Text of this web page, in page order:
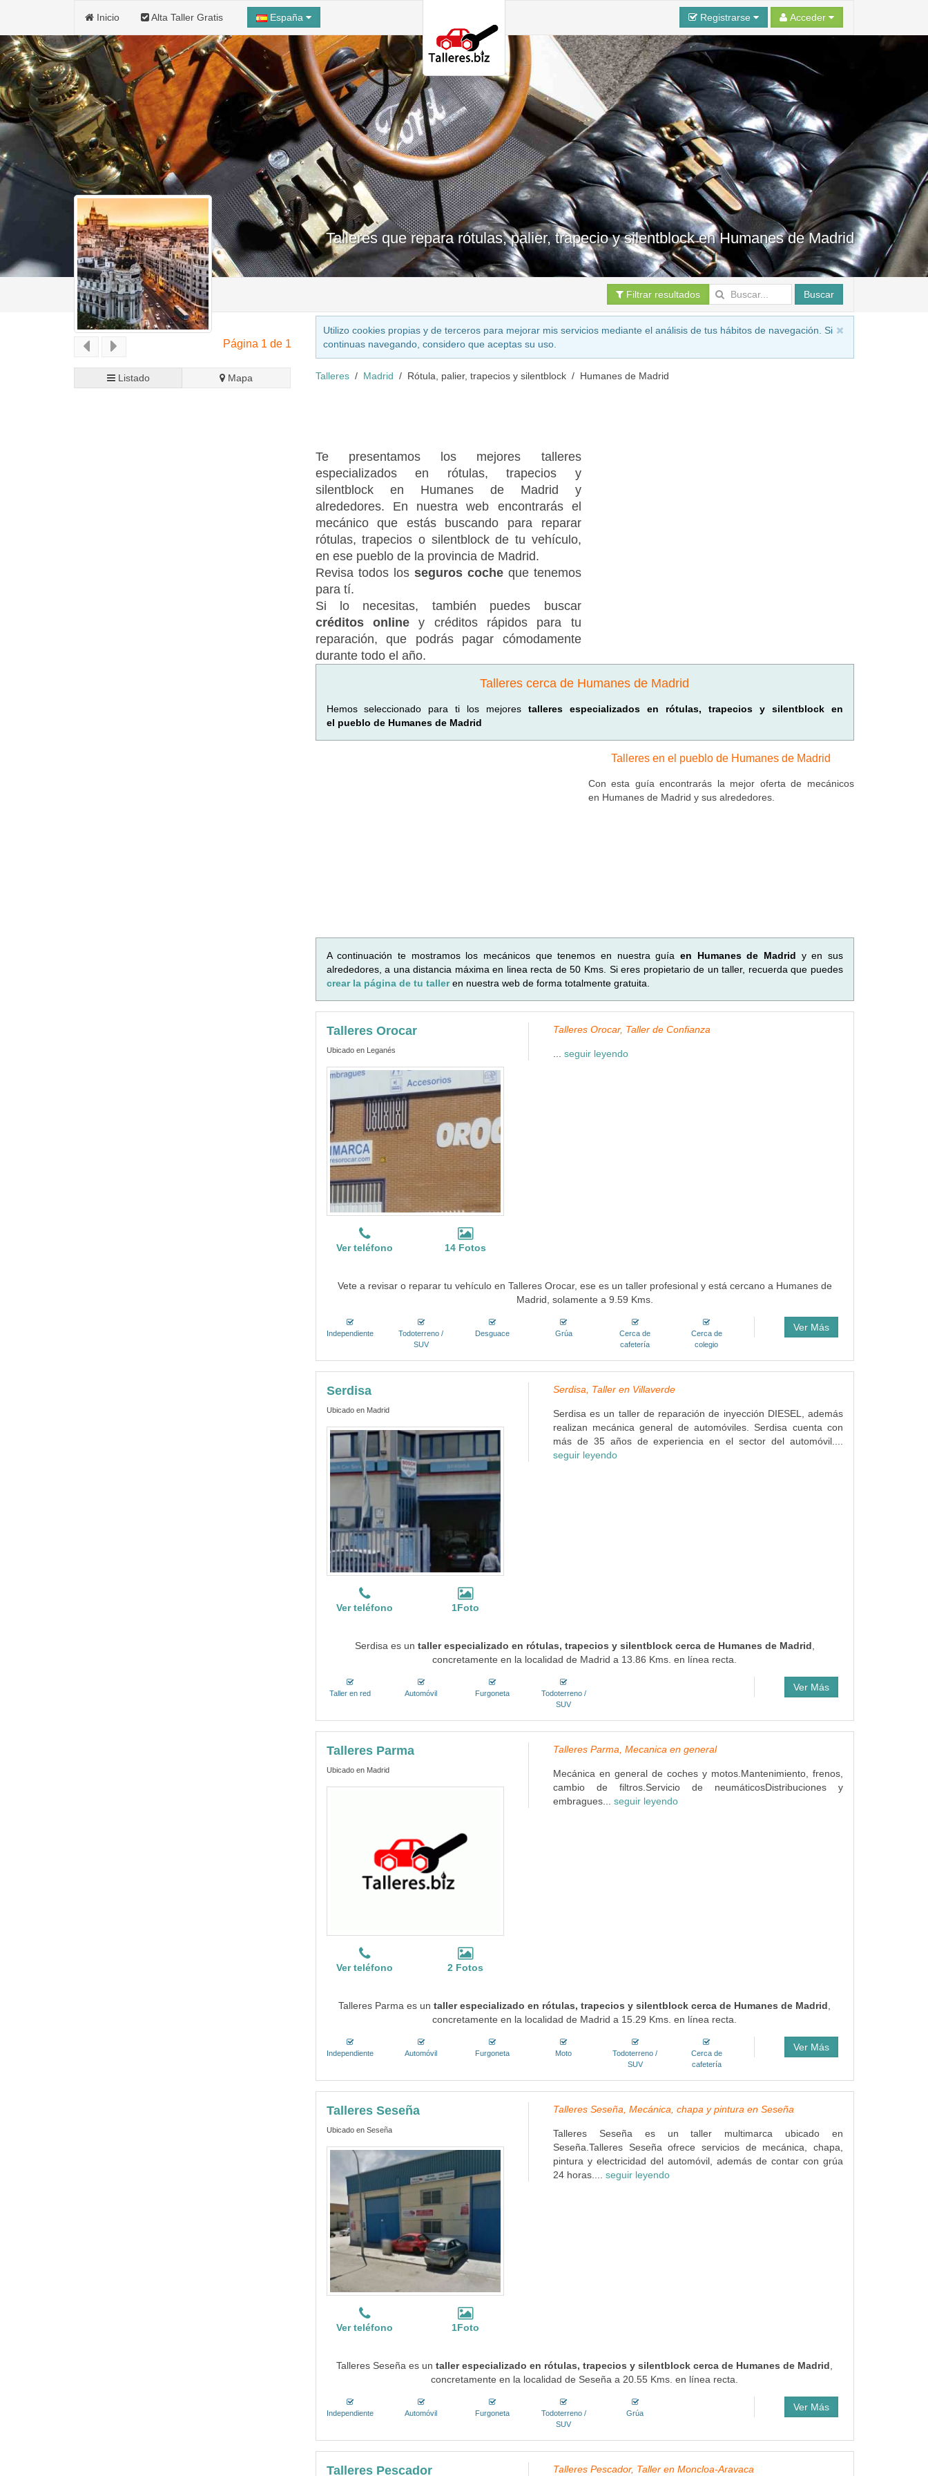
Inicio Alta Taller Gratis España Registrarse Acceder
Talleres que repara rótulas, palier, trapecio y silentblock en Humanes de Madrid
Filtrar resultados Buscar
Página 1 de 1
Listado Mapa
Utilizo cookies propias y de terceros para mejorar mis servicios mediante el análisis de tus hábitos de navegación. Si
continuas navegando, considero que aceptas su uso.
Talleres Madrid Rótula, palier, trapecios y silentblock Humanes de Madrid
Te presentamos los mejores talleres
especializados en rótulas, trapecios y
silentblock en Humanes de Madrid y
alrededores. En nuestra web encontrarás el
mecánico que estás buscando para reparar
rótulas, trapecios o silentblock de tu vehículo,
en ese pueblo de la provincia de Madrid.
Revisa todos los seguros cocheque tenemos
para tí.
Si lo necesitas, también puedes buscar
créditos onliney créditos rápidos para tu
reparación, que podrás pagar cómodamente
durante todo el año.
Talleres cerca de Humanes de Madrid
Hemos seleccionado para ti los mejorestalleres especializados en rótulas, trapecios y silentblock en
el pueblo de Humanes de Madrid
Talleres en el pueblo de Humanes de Madrid
Con esta guía encontrarás la mejor oferta de mecánicos
en Humanes de Madrid y sus alrededores.
A continuación te mostramos los mecánicos que tenemos en nuestra guía en Humanes de Madrid y en sus
alrededores, a una distancia máxima en linea recta de 50 Kms. Si eres propietario de un taller, recuerda que puedes
crear la página de tu talleren nuestra web de forma totalmente gratuita.
Talleres Orocar
Ubicado en Leganés
Ver teléfono 14 Fotos
Talleres Orocar, Taller de Confianza
seguir leyendo
Vete a revisar o reparar tu vehículo en Talleres Orocar, ese es un taller profesional y está cercano a Humanes de
Madrid, solamente a 9.59 Kms.
Independiente
Todoterreno /
SUV
Desguace Grúa
Cerca de
cafetería
Cerca de
colegio
Ver Más
Serdisa
Ubicado en Madrid
Ver teléfono 1Foto
Serdisa, Taller en Villaverde
Serdisa es un taller de reparación de inyección DIESEL, además
realizan mecánica general de automóviles. Serdisa cuenta con
más de 35 años de experiencia en el sector del automóvil....
seguir leyendo
Serdisa es un taller especializado en rótulas, trapecios y silentblock cerca de Humanes de Madrid
concretamente en la localidad de Madrid a 13.86 Kms. en línea recta.
Taller en red Automóvil Furgoneta
Todoterreno /
SUV
Ver Más
Talleres Parma
Ubicado en Madrid
Ver teléfono 2 Fotos
Talleres Parma, Mecanica en general
Mecánica en general de coches y motos.Mantenimiento, frenos,
cambio de filtros.Servicio de neumáticosDistribuciones y
embragues... seguir leyendo
Talleres Parma es untaller especializado en rótulas, trapecios y silentblock cerca de Humanes de Madrid
concretamente en la localidad de Madrid a 15.29 Kms. en línea recta.
Independiente Automóvil Furgoneta Moto
Todoterreno /
SUV
Cerca de
cafetería
Ver Más
Talleres Seseña
Ubicado en Seseña
Ver teléfono 1Foto
Talleres Seseña, Mecánica, chapa y pintura en Seseña
Talleres Seseña es un taller multimarca ubicado en
Seseña.Talleres Seseña ofrece servicios de mecánica, chapa,
pintura y electricidad del automóvil, además de contar con grúa
24 horas.... seguir leyendo
Talleres Seseña es untaller especializado en rótulas, trapecios y silentblock cerca de Humanes de Madrid
concretamente en la localidad de Seseña a 20.55 Kms. en línea recta.
Independiente Automóvil Furgoneta
Todoterreno /
SUV
Grúa
Ver Más
Talleres Pescador Talleres Pescador, Taller en Moncloa-Aravaca